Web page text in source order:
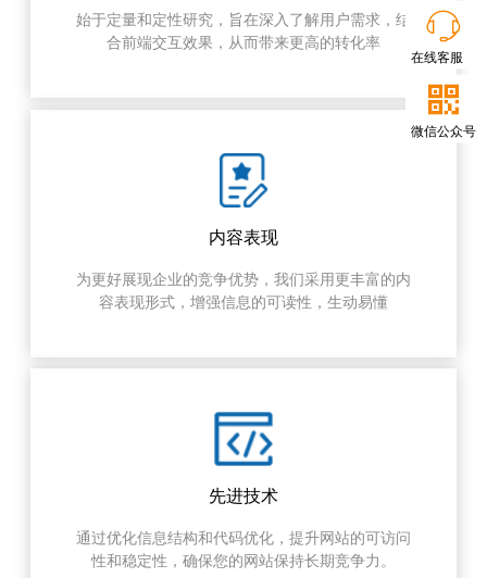

在线客服

微信公众号
始于定量和定性研究，旨在深入了解用户需求，结
合前端交互效果，从而带来更高的转化率
内容表现
为更好展现企业的竞争优势，我们采用更丰富的内
容表现形式，增强信息的可读性，生动易懂
先进技术
通过优化信息结构和代码优化，提升网站的可访问
性和稳定性，确保您的网站保持长期竞争力。